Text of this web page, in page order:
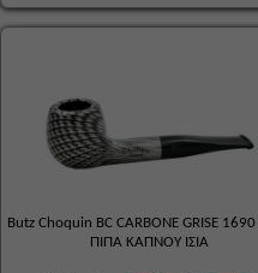
Butz Choquin BC CARBONE GRISE
ΠΙΠΑ ΚΑΠΝΟΥ ΙΣΙΑ